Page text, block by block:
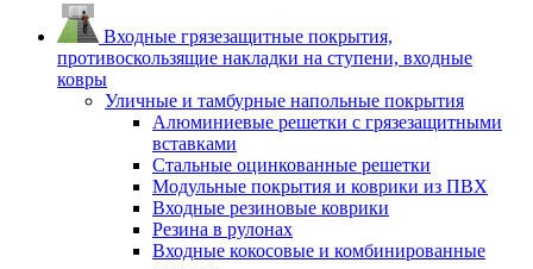
Входные грязезащитные покрытия,
противоскользящие накладки на ступени, входные
ковры
Уличные и тамбурные напольные покрытия
Алюминиевые решетки с грязезащитными
вставками
Стальные оцинкованные решетки
Модульные покрытия и коврики из ПВХ
Входные резиновые коврики
Резина в рулонах
Входные кокосовые и комбинированные